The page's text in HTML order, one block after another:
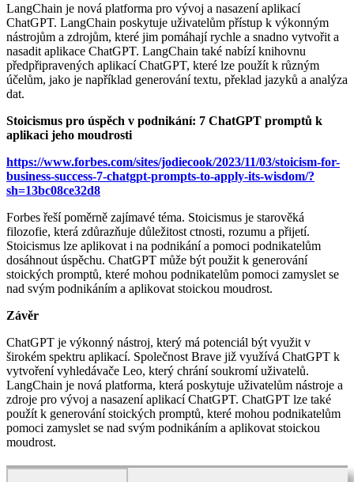
LangChain je nová platforma pro vývoj a nasazení aplikací
ChatGPT. LangChain poskytuje uživatelům přístup k výkonným
nástrojům a zdrojům, které jim pomáhají rychle a snadno vytvořit a
nasadit aplikace ChatGPT. LangChain také nabízí knihovnu
předpřipravených aplikací ChatGPT, které lze použít k různým
účelům, jako je například generování textu, překlad jazyků a analýza
dat.
Stoicismus pro úspěch v podnikání: 7 ChatGPT promptů k
aplikaci jeho moudrosti
https://www.forbes.com/sites/jodiecook/2023/11/03/stoicism-for-
business-success-7-chatgpt-prompts-to-apply-its-wisdom/?
sh=13bc08ce32d8
Forbes řeší poměrně zajímavé téma. Stoicismus je starověká
filozofie, která zdůrazňuje důležitost ctnosti, rozumu a přijetí.
Stoicismus lze aplikovat i na podnikání a pomoci podnikatelům
dosáhnout úspěchu. ChatGPT může být použit k generování
stoických promptů, které mohou podnikatelům pomoci zamyslet se
nad svým podnikáním a aplikovat stoickou moudrost.
Závěr
ChatGPT je výkonný nástroj, který má potenciál být využit v
širokém spektru aplikací. Společnost Brave již využívá ChatGPT k
vytvoření vyhledávače Leo, který chrání soukromí uživatelů.
LangChain je nová platforma, která poskytuje uživatelům nástroje a
zdroje pro vývoj a nasazení aplikací ChatGPT. ChatGPT lze také
použít k generování stoických promptů, které mohou podnikatelům
pomoci zamyslet se nad svým podnikáním a aplikovat stoickou
moudrost.